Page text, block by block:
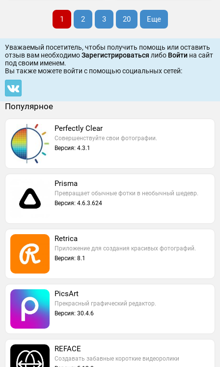
1 2 3 20 Еще
Уважаемый посетитель, чтобы получить помощь или оставить
отзыв вам необходимоЗарегистрироваться либо Войти на сайт
под своим именем.
Вы также можете войти c помощью социальных сетей:
Популярное
Perfectly Clear
Совершенствуйте свои фотографии.
Версия: 4.3.1
Prisma
Превращает обычные фотки в необычный шедевр.
Версия: 4.6.3.624
Retrica
Приложение для создания красивых фотографий.
Версия: 8.1
PicsArt
Прекрасный графический редактор.
Версия: 30.4.6
REFACE
Создавать забавные короткие видеоролики